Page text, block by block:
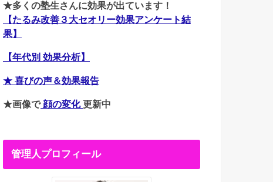
★多くの塾生さんに効果が出ています！
【たるみ改善３大セオリー効果アンケート結
果】
【年代別 効果分析】
★ 喜びの声＆効果報告
★画像で顔の変化更新中
管理人プロフィール